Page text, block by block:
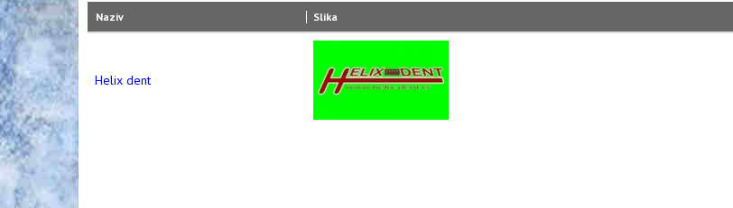
Naziv Slika
Helix dent